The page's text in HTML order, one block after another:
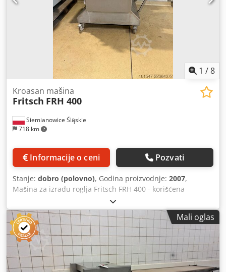
1 /8
Siemianowice Śląskie
718 km
Kroasan mašina
Fritsch FRH 400
Informacije o ceni Pozvati
Stanje: dobro (polovno), Godina proizvodnje: 2007,
Mašina za izradu roglja Fritsch FRH 400 - korišćena
Dcsdpfx Alszmuhyensk - godina proizvodnje 2007 - za
proizvodnju punjenih proizvoda: roglja, kroasana -
elektronsko upravljanje - namenjena za proizvodnu liniju
Fritsch CTR - mašina iz proizvodnje - preuzimanje iz
skladišta / mogućnost slanja - cena na upit
Mali oglas